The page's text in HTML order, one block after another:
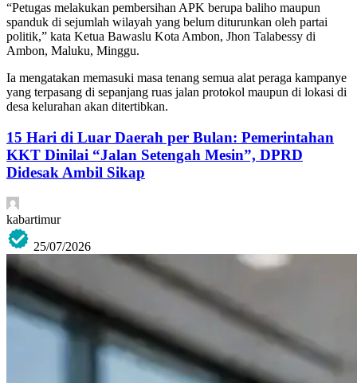
“Petugas melakukan pembersihan APK berupa baliho maupun
spanduk di sejumlah wilayah yang belum diturunkan oleh partai
politik,” kata Ketua Bawaslu Kota Ambon, Jhon Talabessy di
Ambon, Maluku, Minggu.
Ia mengatakan memasuki masa tenang semua alat peraga kampanye
yang terpasang di sepanjang ruas jalan protokol maupun di lokasi di
desa kelurahan akan ditertibkan.
15 Hari di Luar Daerah per Bulan: Pemerintahan
KKT Dinilai “Jalan Setengah Mesin”, DPRD
Didesak Ambil Sikap
kabartimur
25/07/2026